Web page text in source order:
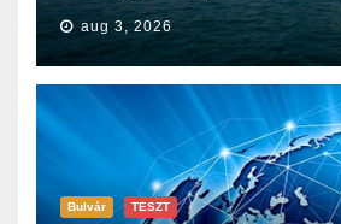
aug 3, 2026
Bulvár TESZT